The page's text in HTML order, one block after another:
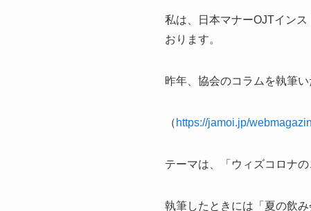
私は、日本マナーOJTイン
おります。
昨年、協会のコラムを執筆
（ https://jamoi.jp/
テーマは、「ウィズコロナ
執筆したときには「夏の飲